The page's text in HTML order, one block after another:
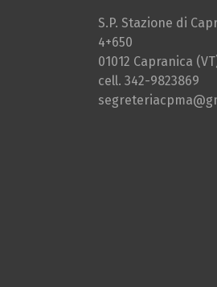
S.P. Stazione di
4+650
01012 Capranica
cell. 342-9823869